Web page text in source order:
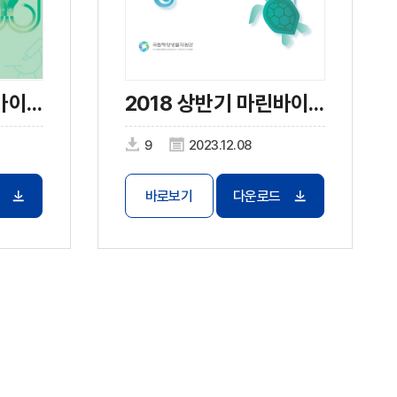
2018 하반기 마린바이오 트렌드 2018 상반기 마린바이오 트렌드
9 2023.12.08
바로보기 다운로드